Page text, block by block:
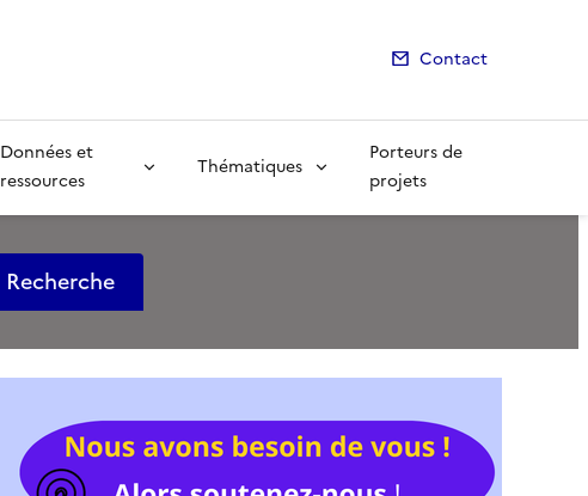
Contact
Données et
ressources
Thématiques
Porteurs de
projets
Recherche